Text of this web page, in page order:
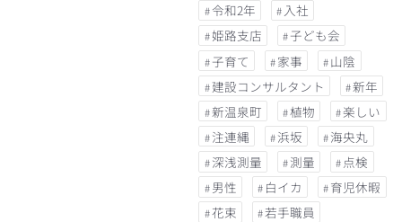
令和2年
入社
姫路支店
子ども会
子育て
家事
山陰
建設コンサルタント
新年
新温泉町
植物
楽しい
注連縄
浜坂
海央丸
深浅測量
測量
点検
男性
白イカ
育児休暇
花束
若手職員